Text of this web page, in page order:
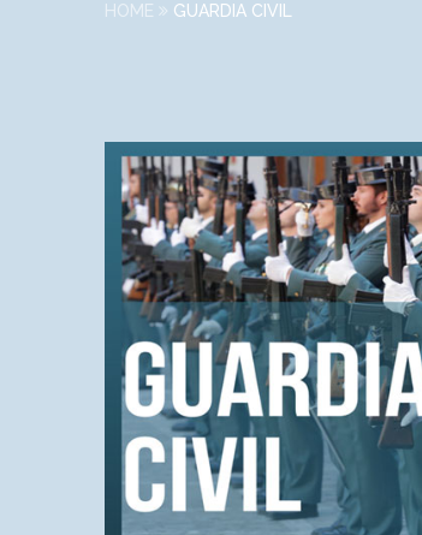
HOME GUARDIA CIVIL